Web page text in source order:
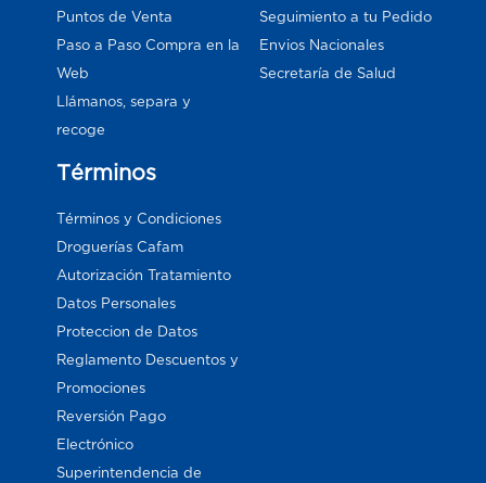
Puntos de Venta
Paso a Paso Compra en la
Web
Llámanos, separa y
recoge
Seguimiento a tu Pedido
Envios Nacionales
Secretaría de Salud
Términos
Términos y Condiciones
Droguerías Cafam
Autorización Tratamiento
Datos Personales
Proteccion de Datos
Reglamento Descuentos y
Promociones
Reversión Pago
Electrónico
Superintendencia de